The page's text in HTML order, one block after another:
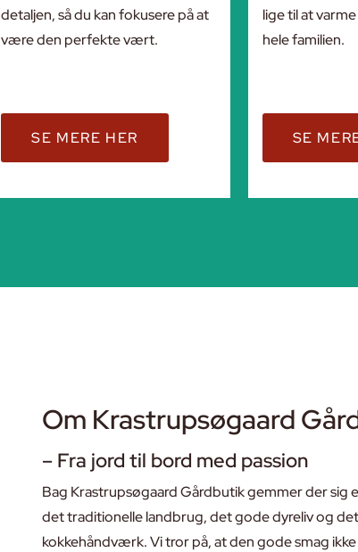
detaljen, så du kan fokusere på at
være den perfekte vært.
SE MERE HER
lige til at
hele familien.
SE
Om Krastrupsøgaard
– Fra jord til bord med passion
Bag Krastrupsøgaard Gårdbutik gemmer der sig
det traditionelle landbrug, det gode dyreliv og
kokkehåndværk. Vi tror på, at den gode smag ikke